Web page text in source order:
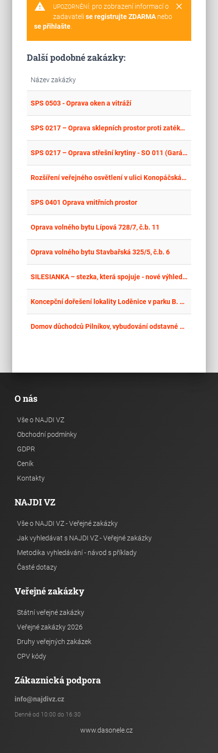
warning clear
UPOZORNĚNÍ: pro zobrazení informací o
zadavateli se registrujte ZDARMAnebo
se přihlašte.
Další podobné zakázky:
Název zakázky
SPS 0503 - Oprava oken a vitráží
SPS 0217 – Oprava sklepních prostor proti zatékání, oprava vnitřní a vnější izolace, oprava odkanalizování a související stavební opravy – SO018 (Sklady)
SPS 0217 – Oprava střešní krytiny - SO 011 (Garáž kolové techniky, STK), kas. Klokoty Tábor
Rozšíření veřejného osvětlení v ulici Konopáčská, Heřmanův Městec
SPS 0401 Oprava vnitřních prostor
Oprava volného bytu Lípová 728/7, č.b. 11
Oprava volného bytu Stavbařská 325/5, č.b. 6
SILESIANKA – stezka, která spojuje - nové výhledy, nové zážitky!“ – 2. vyhlášení
Koncepční dořešení lokality Loděnice v parku B. Němcové
Domov důchodců Pilníkov, vybudování odstavné plochy pro vozidla a nový přístup do hlavní budovy včetně oplocení – stavební práce
O nás
Vše o NAJDI VZ
Obchodní podmínky
GDPR
Ceník
Kontakty
NAJDI VZ
Vše o NAJDI VZ - Veřejné zakázky
Jak vyhledávat s NAJDI VZ - Veřejné zakázky
Metodika vyhledávání - návod s příklady
Časté dotazy
Veřejné zakázky
Státní veřejné zakázky
Veřejné zakázky 2026
Druhy veřejných zakázek
CPV kódy
Zákaznická podpora
info@najdivz.cz
Denně od 10:00 do 16:30
www.dasonele.cz